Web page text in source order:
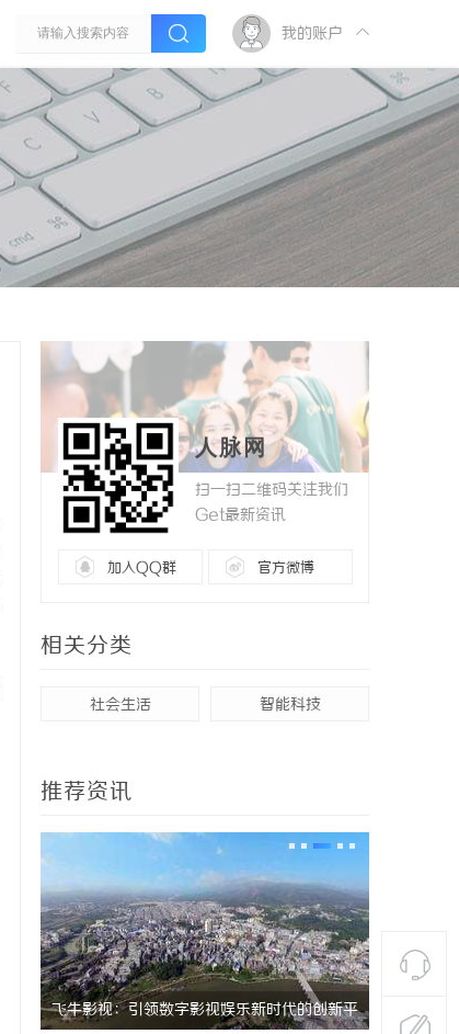
我的账户
人脉网
扫一扫二维码关注我们
Get最新资讯
加入QQ群 官方微博
相关分类
社会生活 智能科技
推荐资讯
飞牛影视：引领数字影视娱乐新时代的创新平 深入解析